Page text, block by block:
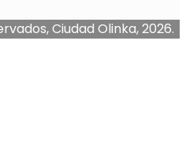
Ciudad Olinka, 2026.